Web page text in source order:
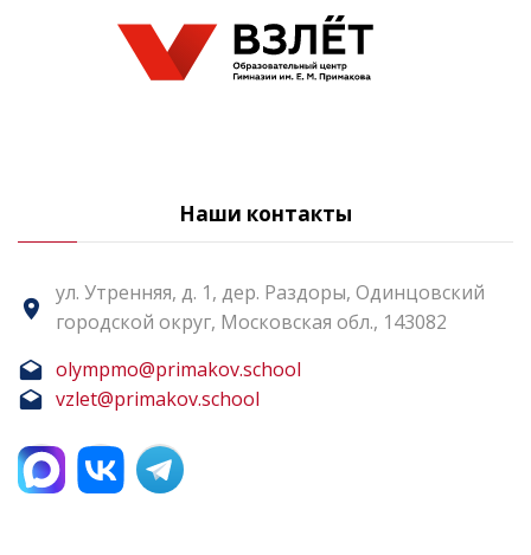
Наши контакты
ул. Утренняя, д. 1, дер. Раздоры, Одинцовский
городской округ, Московская обл., 143082
olympmo@primakov.school
vzlet@primakov.school